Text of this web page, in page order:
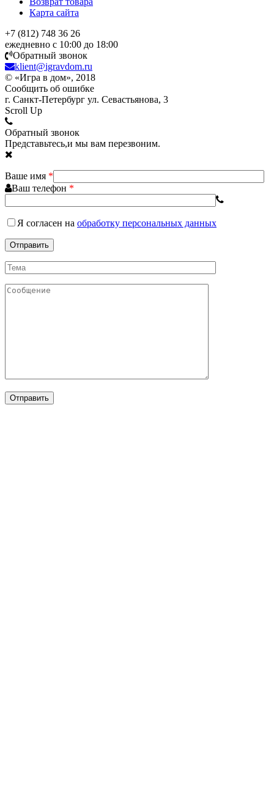
Карта сайта
+7 (812) 748 36 26
ежедневно с 10:00 до 18:00
Обратный звонок
klient@igravdom.ru
© «Игра в дом», 2018
Сообщить об ошибке
г. Санкт-Петербург ул. Севастьянова, 3
Scroll Up
Обратный звонок
Представьтесь,и мы вам перезвоним.
Ваше имя *
Ваш телефон *
Я согласен на обработку персональных данных